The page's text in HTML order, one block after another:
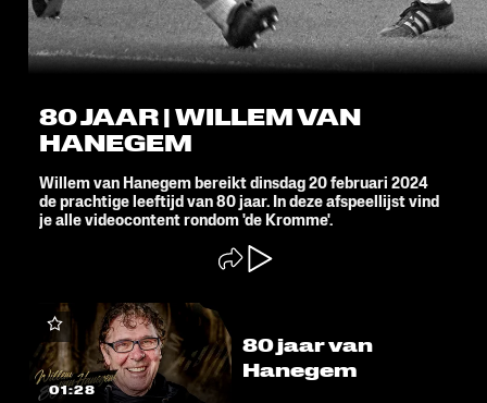
80 JAAR | WILLEM VAN
HANEGEM
Willem van Hanegem bereikt dinsdag 20 februari 2024
de prachtige leeftijd van 80 jaar. In deze afspeellijst vind
je alle videocontent rondom 'de Kromme'.
01:28
80 jaar van
Hanegem